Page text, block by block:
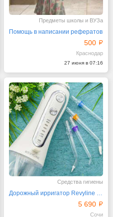
Предметы школы и ВУЗа
Помощь в написании рефератов
500
Краснодар
27 июня в 07:16
Средства гигиены
Дорожный ирригатор Revyline RL 450 в белом корпусе
5 690
Сочи